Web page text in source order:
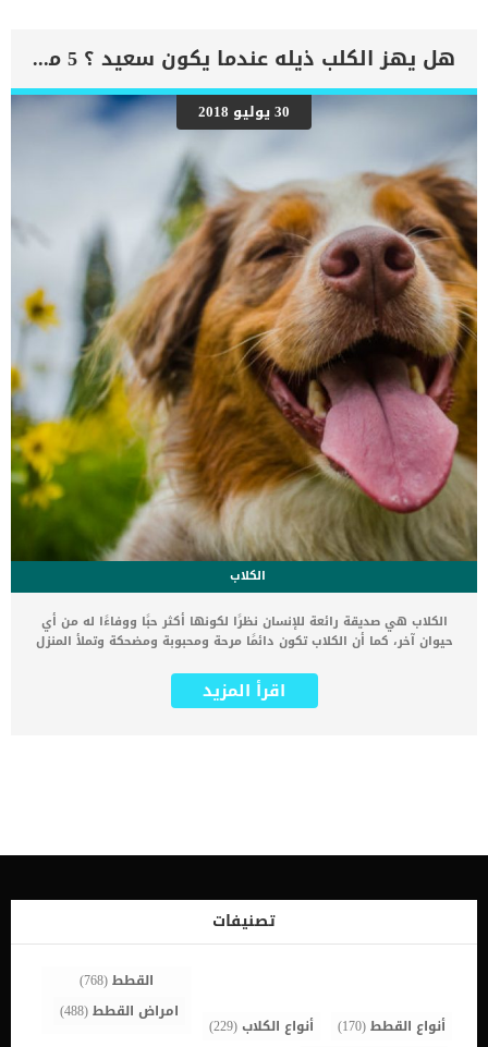
جيدة ، فإن بعضها يصاب بظروف تؤثر على الدماغ بطريقة سلبية. بناء على
ما سبق , عليك مراقبة قطتك من حين الى اخر للتأكد من انها تمارس
روتينها اليومي بكل بساطة ودون اى مشاكل او اصابات. ضمور خلايا المخ
عند القطط قد يكون خفيفا ويستجيب للعلاج والبعض للاخر للاسف ينتهي
بالموت. استكمل قراءة المقال حتى تتعرف على الأعراض الخاصة بهذه
الاصابة لتذهب الى الطبيب فور ظهورها. اقرأ ايضا: فوائد الاحماض
الدهنية لجسم القطط اعراض ضمور خلايا الدماغ عند القطط تعتمد الأعراض
بشكل كبير على نوع وشدة التلف الذى يصيب خلايا الدماغ ولكنها بشكل
عام: الارتعاش. اقرأ ايضا: الارتجاف عند […]
هل يهز الكلب ذيله عندما يكون سعيد ؟ 5 معلومات خاطئة عن الكلاب
30 يوليو 2018
الكلاب
الكلاب هي صديقة رائعة للإنسان نظرًا لكونها أكثر حبًا ووفاءًا له من أي
حيوان آخر، كما أن الكلاب تكون دائمًا مرحة ومحبوبة ومضحكة وتملأ المنزل
واليسار ويقوم بالكثير من الحركات التي تدل على حبه لك، لكن هل سألت
نفسك هل يهز الكلب ذيله عندما يكون سعيد فقط ؟ في الواقع هذه
الكلاب يمكنها اكتشاف الأطعمة الحلوة والمالحة والحامضة والصالحة
الإنسان من براعم تذوق إلا أنها تعتمد بشكل كبير على حاسة الشم في
استكشاف الطعام ولا تأكل أي شيء يصادفها. وبغض النظر عن قيام
الكلب بفحص الطعام أولاً باستخدام […]
اقرأ المزيد
تصنيفات
أنواع القطط(170) أنواع الكلاب(229)
القطط(768)
امراض القطط(488)